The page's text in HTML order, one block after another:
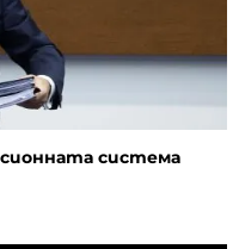
система